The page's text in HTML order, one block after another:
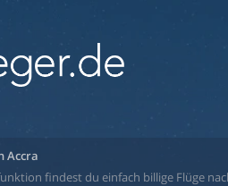
Accra
findest du einfach billige Flüge